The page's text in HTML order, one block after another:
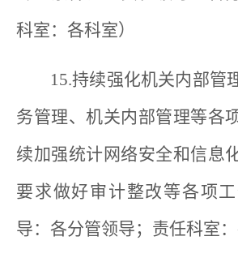
科室：各科室）
15.持续强化机关内部管
务管理、机关内部管理等各
续加强统计网络安全和信息
要求做好审计整改等各项
导：各分管领导；责任科室：